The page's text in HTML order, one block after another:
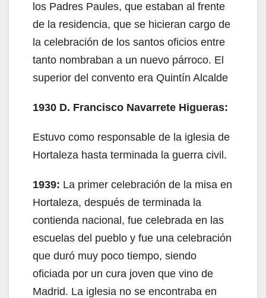
los Padres Paules, que estaban al frente
de la residencia, que se hicieran cargo de
la celebración de los santos oficios entre
tanto nombraban a un nuevo párroco. El
superior del convento era Quintín Alcalde
1930 D. Francisco Navarrete Higueras:
Estuvo como responsable de la iglesia de
Hortaleza hasta terminada la guerra civil.
1939: La primer celebración de la misa en
Hortaleza, después de terminada la
contienda nacional, fue celebrada en las
escuelas del pueblo y fue una celebración
que duró muy poco tiempo, siendo
oficiada por un cura joven que vino de
Madrid. La iglesia no se encontraba en